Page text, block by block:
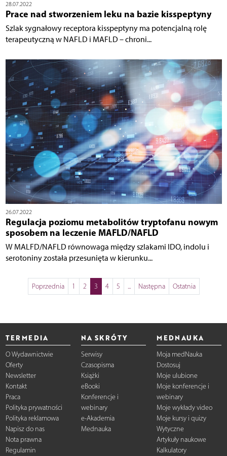
28.07.2022
Prace nad stworzeniem leku na bazie kisspeptyny
Szlak sygnałowy receptora kisspeptyny ma potencjalną rolę
terapeutyczną w NAFLD i MAFLD – chroni...
26.07.2022
Regulacja poziomu metabolitów tryptofanu nowym
sposobem na leczenie MAFLD/NAFLD
W MALFD/NAFLD równowaga między szlakami IDO, indolu i
serotoniny została przesunięta w kierunku...
Poprzednia 1 2 3 4 5 ... Następna Ostatnia
TERMEDIA
O Wydawnictwie
Oferty
Newsletter
Kontakt
Praca
Polityka prywatności
Polityka reklamowa
Napisz do nas
Nota prawna
Regulamin
NA SKRÓTY
Serwisy
Czasopisma
Książki
eBooki
Konferencje i
webinary
e-Akademia
Mednauka
MEDNAUKA
Moja medNauka
Dostosuj
Moje ulubione
Moje konferencje i
webinary
Moje wykłady video
Moje kursy i quizy
Wytyczne
Artykuły naukowe
Kalkulatory